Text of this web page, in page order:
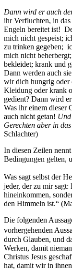
Dann wird er auch
ihr Verfluchten, in das
Engeln bereitet ist!
mich nicht gespeist;
zu trinken gegeben;
mich nicht
bekleidet; krank und
Dann werden auch
wir dich hungrig oder
Kleidung oder krank
gedient? Dann wird
Was ihr einem dieser
auch nicht getan!
Gerechten aber in
Schlachter)
In diesen Zeilen
Bedingungen gelten,
Was sagt selbst der
jeder, der zu mir
hineinkommen,
den Himmeln ist.“
Die folgenden
vorhergehenden
durch Glauben, und
Werken, damit
Christus Jesus
hat, damit wir in